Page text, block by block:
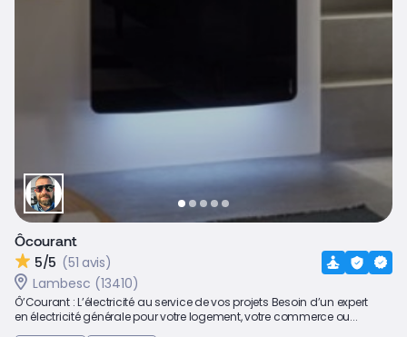
Ôcourant
5/5 (51 avis)
Lambesc (13410)
Ô’Courant : L’électricité au service de vos projets Besoin d’un expert
en électricité générale pour votre logement, votre commerce ou...